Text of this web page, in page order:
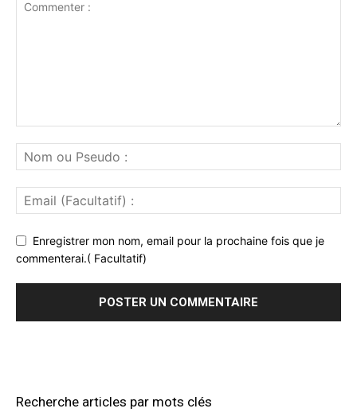
Enregistrer mon nom, email pour la prochaine fois que je
commenterai.( Facultatif)
Recherche articles par mots clés